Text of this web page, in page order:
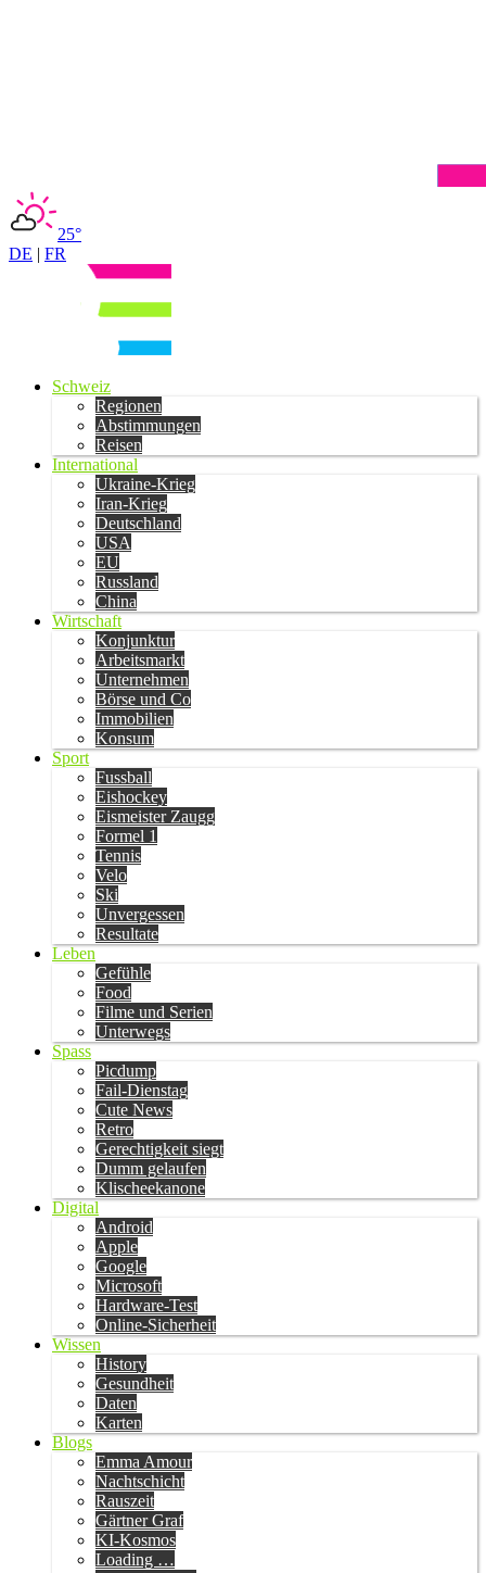
25°
DE | FR
Schweiz
Regionen
Abstimmungen
Reisen
International
Ukraine-Krieg
Iran-Krieg
Deutschland
USA
EU
Russland
China
Wirtschaft
Konjunktur
Arbeitsmarkt
Unternehmen
Börse und Co
Immobilien
Konsum
Sport
Fussball
Eishockey
Eismeister Zaugg
Formel 1
Tennis
Velo
Ski
Unvergessen
Resultate
Leben
Gefühle
Food
Filme und Serien
Unterwegs
Spass
Picdump
Fail-Dienstag
Cute News
Retro
Gerechtigkeit siegt
Dumm gelaufen
Klischeekanone
Digital
Android
Apple
Google
Microsoft
Hardware-Test
Online-Sicherheit
Wissen
History
Gesundheit
Daten
Karten
Blogs
Emma Amour
Nachtschicht
Rauszeit
Gärtner Graf
KI-Kosmos
Loading …